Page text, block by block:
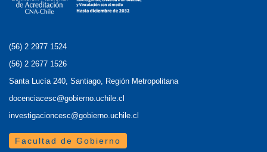
(56) 2 2977 1524
(56) 2 2677 1526
Santa Lucía 240, Santiago, Región Metropolitana
docenciacesc@gobierno.uchile.cl
investigacioncesc@gobierno.uchile.cl
Facultad de Gobierno